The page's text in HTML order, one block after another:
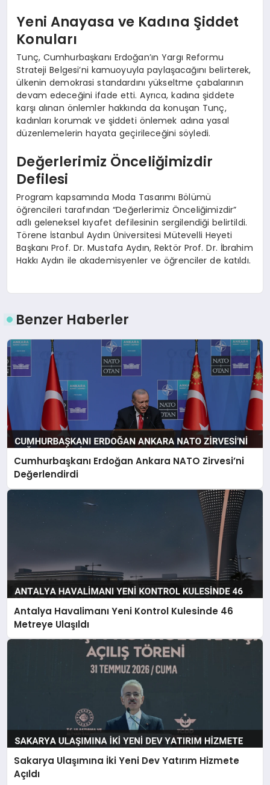
Yeni Anayasa ve Kadına Şiddet
Konuları
Tunç, Cumhurbaşkanı Erdoğan’ın Yargı Reformu
Strateji Belgesi’ni kamuoyuyla paylaşacağını belirterek,
ülkenin demokrasi standardını yükseltme çabalarının
devam edeceğini ifade etti. Ayrıca, kadına şiddete
karşı alınan önlemler hakkında da konuşan Tunç,
kadınları korumak ve şiddeti önlemek adına yasal
düzenlemelerin hayata geçirileceğini söyledi.
Değerlerimiz Önceliğimizdir
Defilesi
Program kapsamında Moda Tasarımı Bölümü
öğrencileri tarafından “Değerlerimiz Önceliğimizdir”
adlı geleneksel kıyafet defilesinin sergilendiği belirtildi.
Törene İstanbul Aydın Üniversitesi Mütevelli Heyeti
Başkanı Prof. Dr. Mustafa Aydın, Rektör Prof. Dr. İbrahim
Hakkı Aydın ile akademisyenler ve öğrenciler de katıldı.
Benzer Haberler
Cumhurbaşkanı Erdoğan Ankara NATO Zirvesi’ni
Değerlendirdi
Antalya Havalimanı Yeni Kontrol Kulesinde 46
Metreye Ulaşıldı
Sakarya Ulaşımına İki Yeni Dev Yatırım Hizmete
Açıldı